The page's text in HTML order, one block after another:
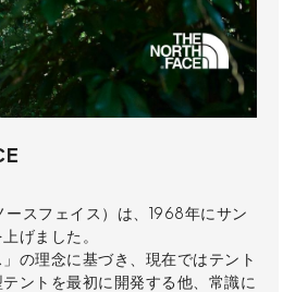
ースフェイス）は、1968年にサン
げました。
」の理念に基づき、現在ではテント
ントを最初に開発する他、常識に